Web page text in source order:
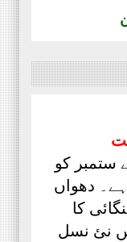
کو
ہے۔ دھواں
کا
نئ نسل